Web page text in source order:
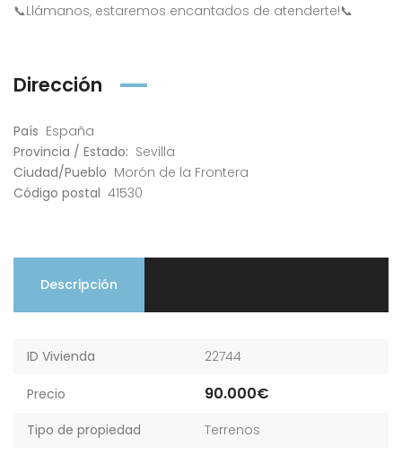
📞Llámanos, estaremos encantados de atenderte!📞
Dirección
País España
Provincia / Estado: Sevilla
Ciudad/Pueblo Morón de la Frontera
Código postal 41530
Descripción
ID Vivienda 22744
Precio 90.000€
Tipo de propiedad
Terrenos